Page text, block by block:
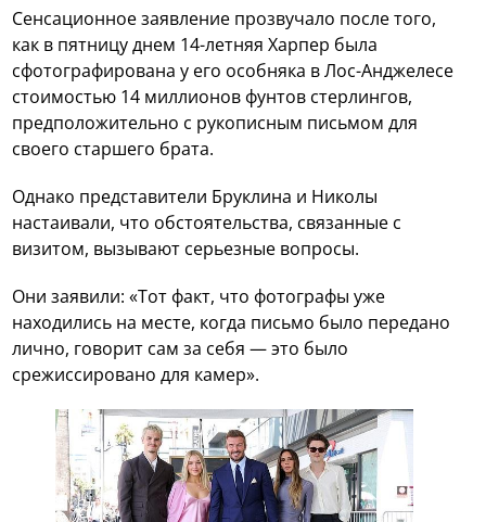
Сенсационное заявление прозвучало после того,
как в пятницу днем 14-летняя Харпер была
сфотографирована у его особняка в Лос-Анджелесе
стоимостью 14 миллионов фунтов стерлингов,
предположительно с рукописным письмом для
своего старшего брата.
Однако представители Бруклина и Николы
настаивали, что обстоятельства, связанные с
визитом, вызывают серьезные вопросы.
Они заявили: «Тот факт, что фотографы уже
находились на месте, когда письмо было передано
лично, говорит сам за себя — это было
срежиссировано для камер».